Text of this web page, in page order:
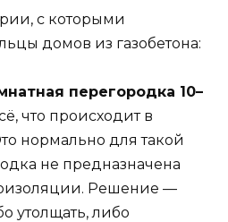
с которыми
домов из газобетона:
перегородка 10–
что происходит в
нормально для такой
не предназначена
Решение —
утолщать, либо